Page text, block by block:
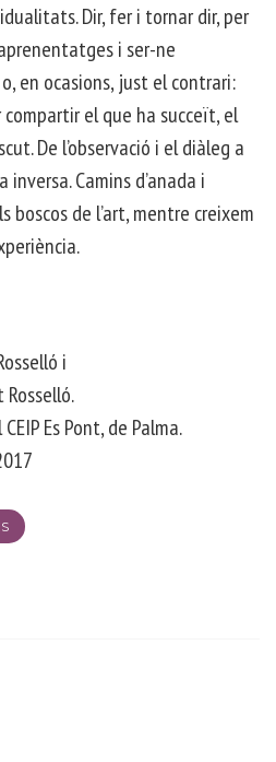
Dir, fer i tornar dir, per
i ser-ne
en ocasions, just el contrari:
compartir el que ha succeït, el
De l’observació i el diàleg a
inversa. Camins d’anada i
boscos de l’art, mentre creixem
i
Es Pont, de Palma.